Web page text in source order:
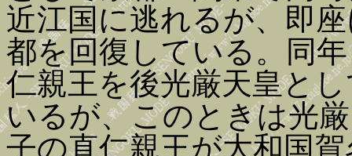
近江国に逃れるが、即
都を回復している。同
仁親王を後光厳天皇と
いるが、このときは光
子の直仁親王が大和国